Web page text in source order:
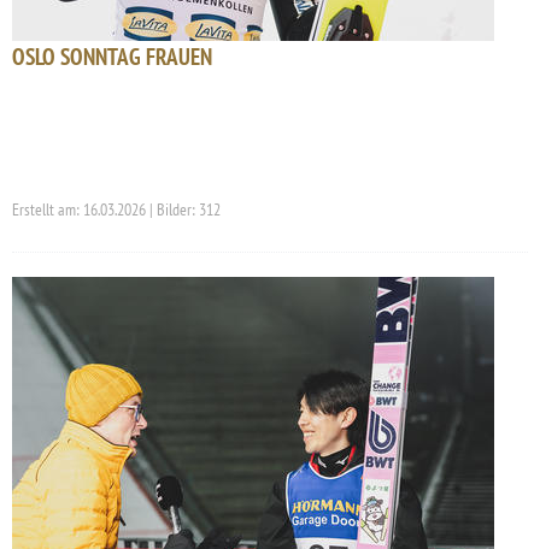
OSLO SONNTAG FRAUEN
Erstellt am: 16.03.2026 | Bilder: 312